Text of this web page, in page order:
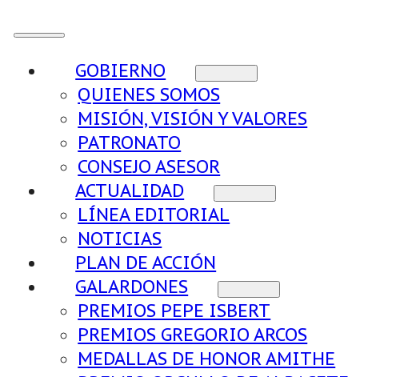
GOBIERNO
QUIENES SOMOS
MISIÓN, VISIÓN Y VALORES
PATRONATO
CONSEJO ASESOR
ACTUALIDAD
LÍNEA EDITORIAL
NOTICIAS
PLAN DE ACCIÓN
GALARDONES
PREMIOS PEPE ISBERT
PREMIOS GREGORIO ARCOS
MEDALLAS DE HONOR AMITHE